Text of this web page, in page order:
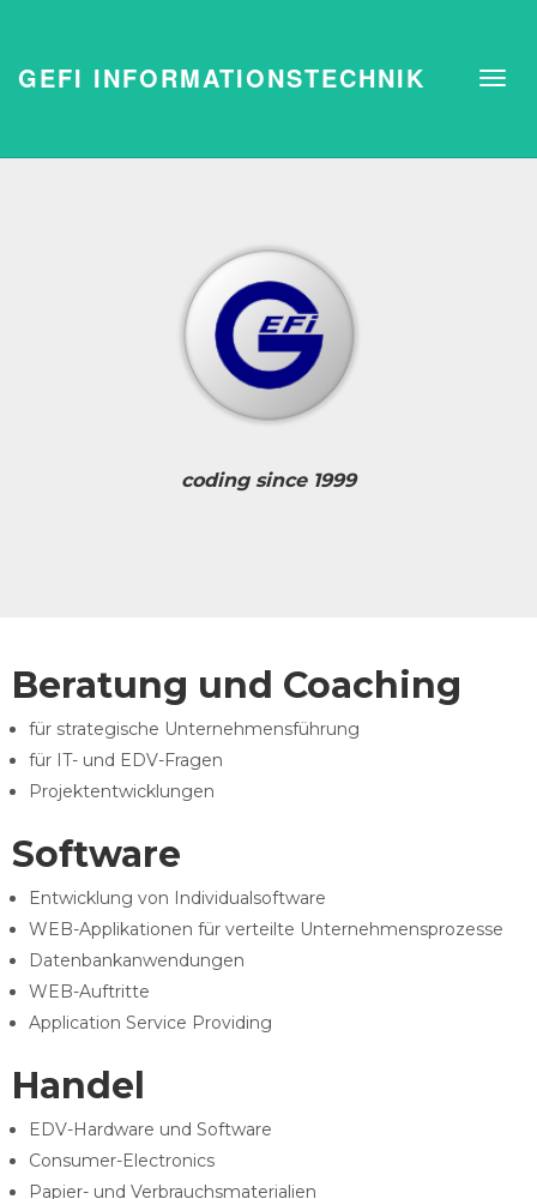
GEFI INFORMATIONSTECHNIK
coding since 1999
Beratung und Coaching
für strategische Unternehmensführung
für IT- und EDV-Fragen
Projektentwicklungen
Software
Entwicklung von Individualsoftware
WEB-Applikationen für verteilte Unternehmensprozesse
Datenbankanwendungen
WEB-Auftritte
Application Service Providing
Handel
EDV-Hardware und Software
Consumer-Electronics
Papier- und Verbrauchsmaterialien